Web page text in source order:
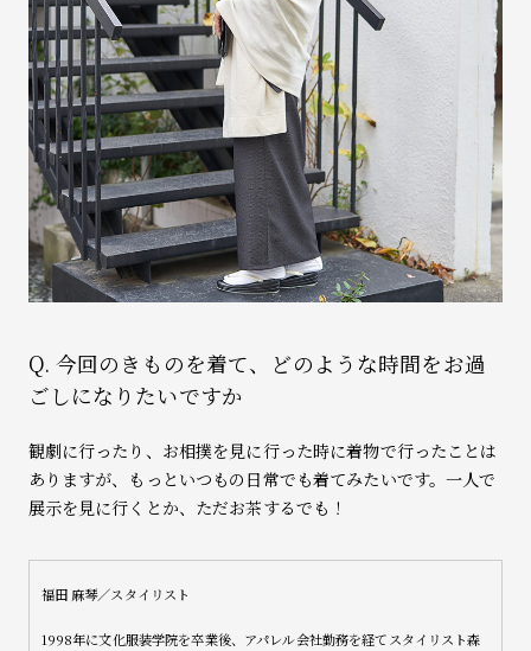
Q. 今回のきものを着て、どのような時間をお過
ごしになりたいですか
観劇に行ったり、お相撲を見に行った時に着物で行ったことは
ありますが、もっといつもの日常でも着てみたいです。一人で
展示を見に行くとか、ただお茶するでも！
福田 麻琴／スタイリスト
1998年に文化服装学院を卒業後、アパレル会社勤務を経てスタイリスト森